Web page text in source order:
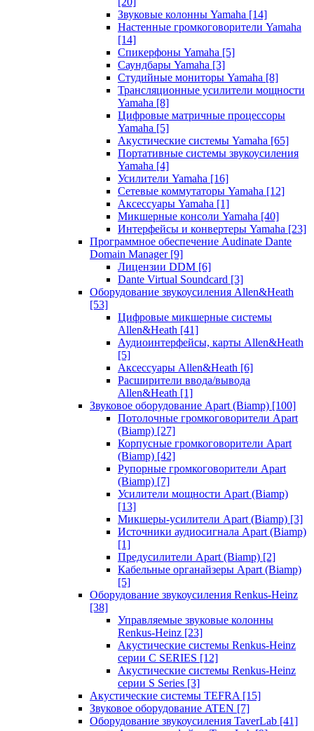
Звуковые колонны Yamaha [14]
Настенные громкоговорители Yamaha
[14]
Спикерфоны Yamaha [5]
Саундбары Yamaha [3]
Студийные мониторы Yamaha [8]
Трансляционные усилители мощности
Yamaha [8]
Цифровые матричные процессоры
Yamaha [5]
Акустические системы Yamaha [65]
Портативные системы звукоусиления
Yamaha [4]
Усилители Yamaha [16]
Сетевые коммутаторы Yamaha [12]
Аксессуары Yamaha [1]
Микшерные консоли Yamaha [40]
Интерфейсы и конвертеры Yamaha [23]
Программное обеспечение Audinate Dante
Domain Manager [9]
Лицензии DDM [6]
Dante Virtual Soundcard [3]
Оборудование звукоусиления Allen&Heath
[53]
Цифровые микшерные системы
Allen&Heath [41]
Аудиоинтерфейсы, карты Allen&Heath
[5]
Аксессуары Allen&Heath [6]
Расширители ввода/вывода
Allen&Heath [1]
Звуковое оборудование Apart (Biamp) [100]
Потолочные громкоговорители Apart
(Biamp) [27]
Корпусные громкоговорители Apart
(Biamp) [42]
Рупорные громкоговорители Apart
(Biamp) [7]
Усилители мощности Apart (Biamp)
[13]
Микшеры-усилители Apart (Biamp) [3]
Источники аудиосигнала Apart (Biamp)
[1]
Предусилители Apart (Biamp) [2]
Кабельные органайзеры Apart (Biamp)
[5]
Оборудование звукоусиления Renkus-Heinz
[38]
Управляемые звуковые колонны
Renkus-Heinz [23]
Акустические системы Renkus-Heinz
серии C SERIES [12]
Акустические системы Renkus-Heinz
серии S Series [3]
Акустические системы TEFRA [15]
Звуковое оборудование ATEN [7]
Оборудование звукоусиления TaverLab [41]